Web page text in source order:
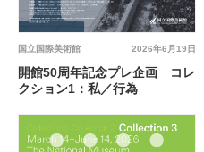
2026年6月19日
国立国際美術館
開館50周年記念プレ企画 コレ
クション1：私／行為